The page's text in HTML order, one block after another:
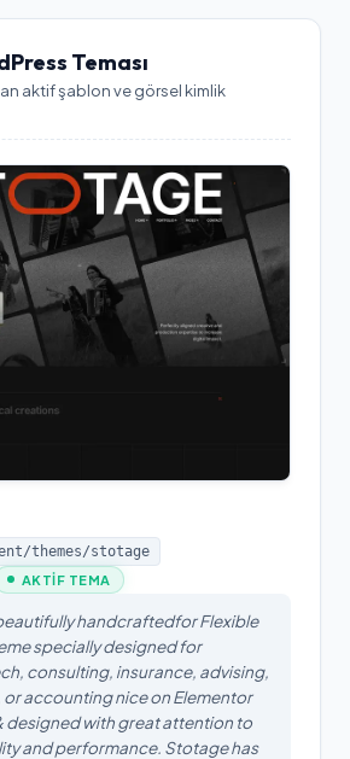
Teması
aktif şablon ve görsel kimlik
themes/stotage
AKTIF TEMA
handcraftedfor Flexible
specially designed for
consulting, insurance, advising,
accounting nice on Elementor
designed with great attention to
and performance. Stotage has